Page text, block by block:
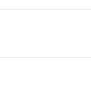
Saphan Taksin แล้ว
ราคา, Bacon